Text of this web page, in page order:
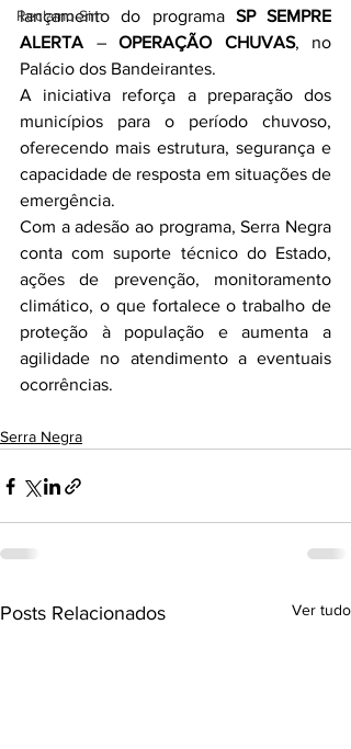
Reclamo Sim
lançamento do programa SP SEMPRE
ALERTA – OPERAÇÃO CHUVAS, no
Palácio dos Bandeirantes.
A iniciativa reforça a preparação dos
municípios para o período chuvoso,
oferecendo mais estrutura, segurança e
capacidade de resposta em situações de
emergência.
Com a adesão ao programa, Serra Negra
conta com suporte técnico do Estado,
ações de prevenção, monitoramento
climático, o que fortalece o trabalho de
proteção à população e aumenta a
agilidade no atendimento a eventuais
ocorrências.
Serra Negra
Posts Relacionados Ver tudo